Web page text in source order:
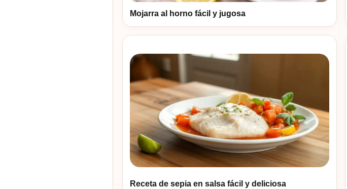
Mojarra al horno fácil y jugosa
Receta de sepia en salsa fácil y deliciosa